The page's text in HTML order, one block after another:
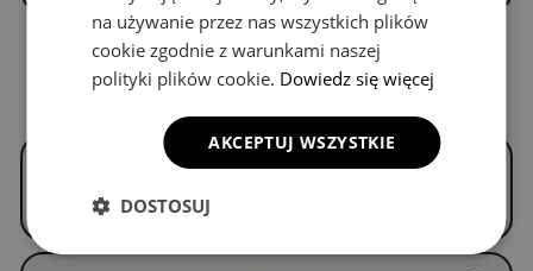
Częste pytania
Czym są OMEVO EVA Dywaniki® i czym
samochodowych?
na używanie przez nas wszystkich plików
cookie zgodnie z warunkami naszej
polityki plików cookie. Dowiedz się więcej
AKCEPTUJ WSZYSTKIE
DOSTOSUJ